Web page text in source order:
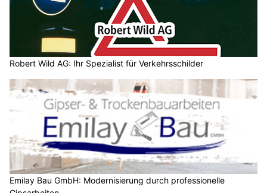
Robert Wild AG: Ihr Spezialist für Verkehrsschilder
Emilay Bau GmbH: Modernisierung durch professionelle